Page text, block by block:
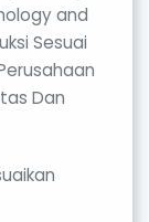
and
Sesuai
Dan